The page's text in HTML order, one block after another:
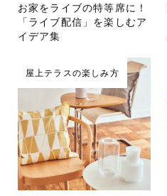
お家をライブの特等席に！
「ライブ配信」を楽しむア
イデア集
屋上テラスの楽しみ方